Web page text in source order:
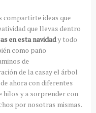
compartirte ideas que
que llevas dentro
en esta navidady todo
como paño
de
de la casay el árbol
ahora con diferentes
hilos y a sorprender con
por nosotras mismas.